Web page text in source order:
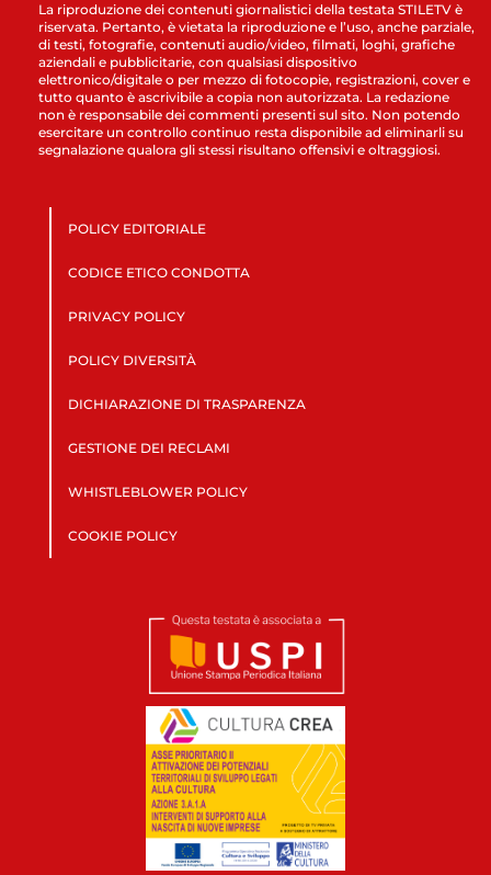
La riproduzione dei contenuti giornalistici della testata STILETV è
riservata. Pertanto, è vietata la riproduzione e l’uso, anche parziale,
di testi, fotografie, contenuti audio/video, filmati, loghi, grafiche
aziendali e pubblicitarie, con qualsiasi dispositivo
elettronico/digitale o per mezzo di fotocopie, registrazioni, cover e
tutto quanto è ascrivibile a copia non autorizzata. La redazione
non è responsabile dei commenti presenti sul sito. Non potendo
esercitare un controllo continuo resta disponibile ad eliminarli su
segnalazione qualora gli stessi risultano offensivi e oltraggiosi.
POLICY EDITORIALE
CODICE ETICO CONDOTTA
PRIVACY POLICY
POLICY DIVERSITÀ
DICHIARAZIONE DI TRASPARENZA
GESTIONE DEI RECLAMI
WHISTLEBLOWER POLICY
COOKIE POLICY